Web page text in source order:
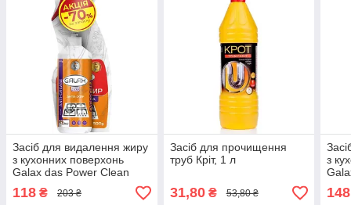
Засіб для видалення жиру
з кухонних поверхонь
Galax das Power Clean
розпилювач 500 г +
запаска, 500 г
118 ₴ 203 ₴
Засіб для прочищення
труб Кріт, 1 л
31,80₴ 53,80 ₴
з
148